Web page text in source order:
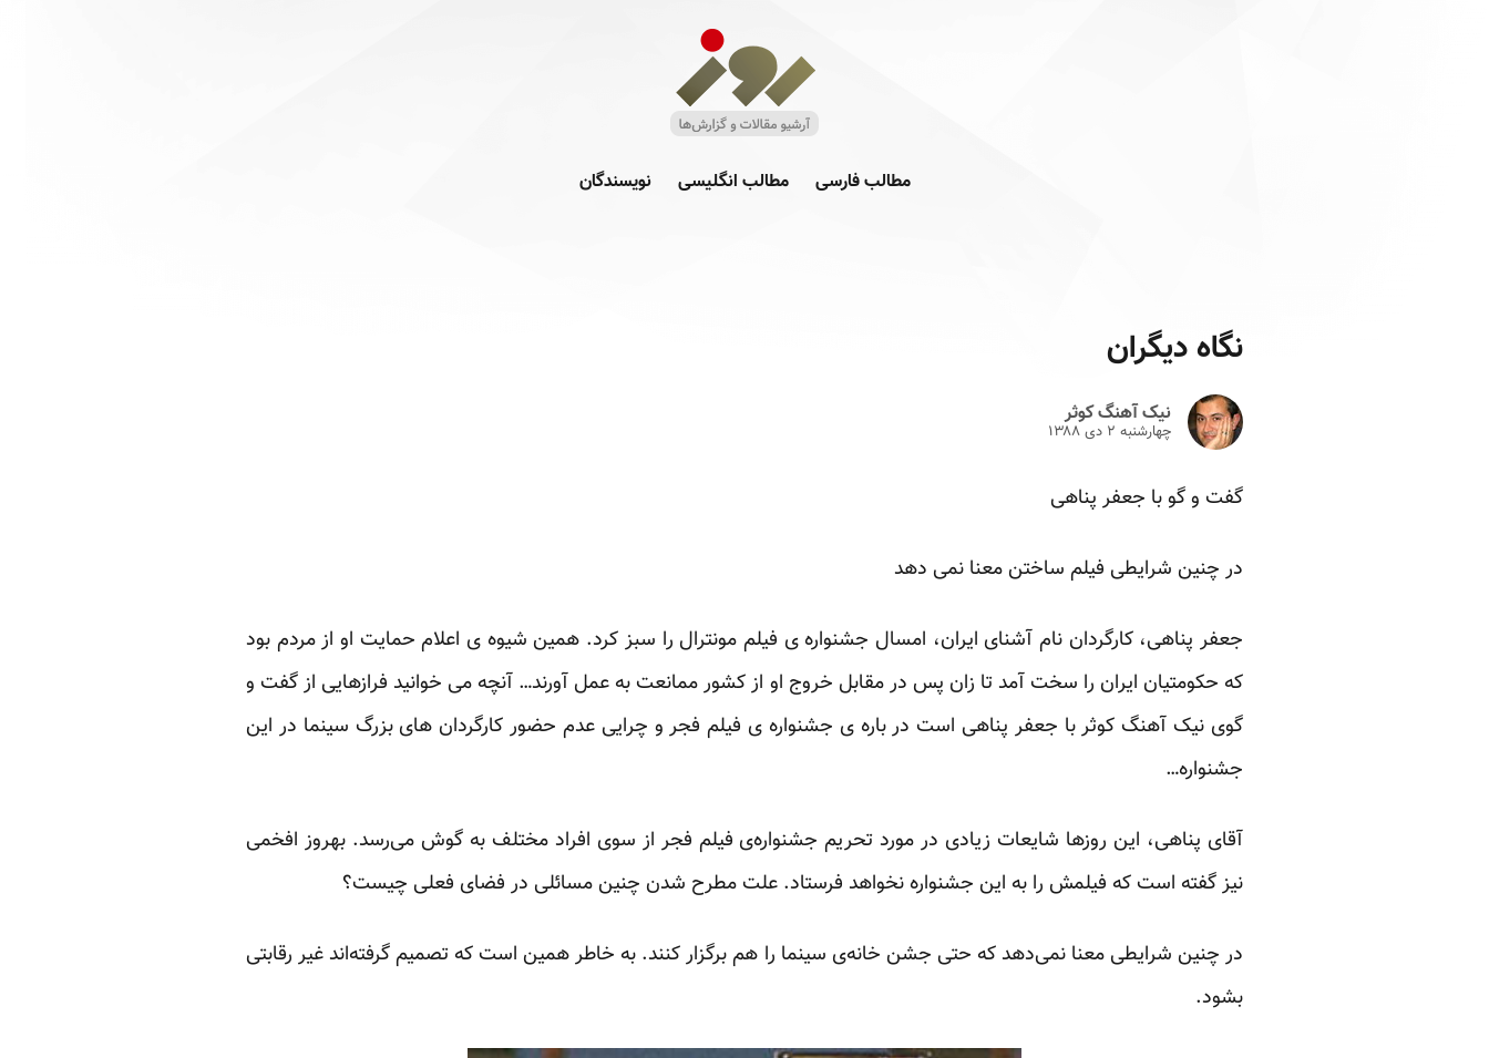
مطالب فارسی مطالب انگلیسی نویسندگان
نگاه دیگران
نیک آهنگ کوثر
چهارشنبه ۲ دى ۱۳۸۸
گفت و گو با جعفر پناهی
در چنین شرایطی فیلم ساختن معنا نمی دهد
جعفر پناهی، کارگردان نام آشنای ایران، امسال جشنواره ی فیلم مونترال را سبز کرد. همین شیوه ی اعلام حمایت او از مردم بود
که حکومتیان ایران را سخت آمد تا زان پس در مقابل خروج او از کشور ممانعت به عمل آورند… آنچه می خوانید فرازهایی از گفت و
گوی نیک آهنگ کوثر با جعفر پناهی است در باره ی جشنواره ی فیلم فجر و چرایی عدم حضور کارگردان های بزرگ سینما در این
جشنواره…
آقای پناهی، این روزها شایعات زیادی در مورد تحریم جشنواره‌ی فیلم فجر از سوی افراد مختلف به گوش می‌رسد. بهروز افخمی
نیز گفته است که فیلمش را به این جشنواره نخواهد فرستاد. علت مطرح شدن چنین مسائلی در فضای فعلی چیست؟
در چنین شرایطی معنا نمی‌دهد که حتی جشن خانه‌ی سینما را هم برگزار کنند. به خاطر همین است که تصمیم‌ گرفته‌اند غیر رقابتی
بشود.